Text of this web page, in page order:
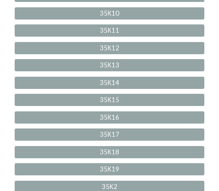
35К10
35К11
35К12
35К13
35К14
35К15
35К16
35К17
35К18
35К19
35К2